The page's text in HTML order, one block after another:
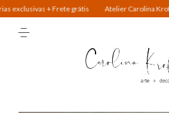
+ Frete grátis Atelier Carolina Kroff -